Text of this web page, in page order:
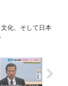
化、そして日本